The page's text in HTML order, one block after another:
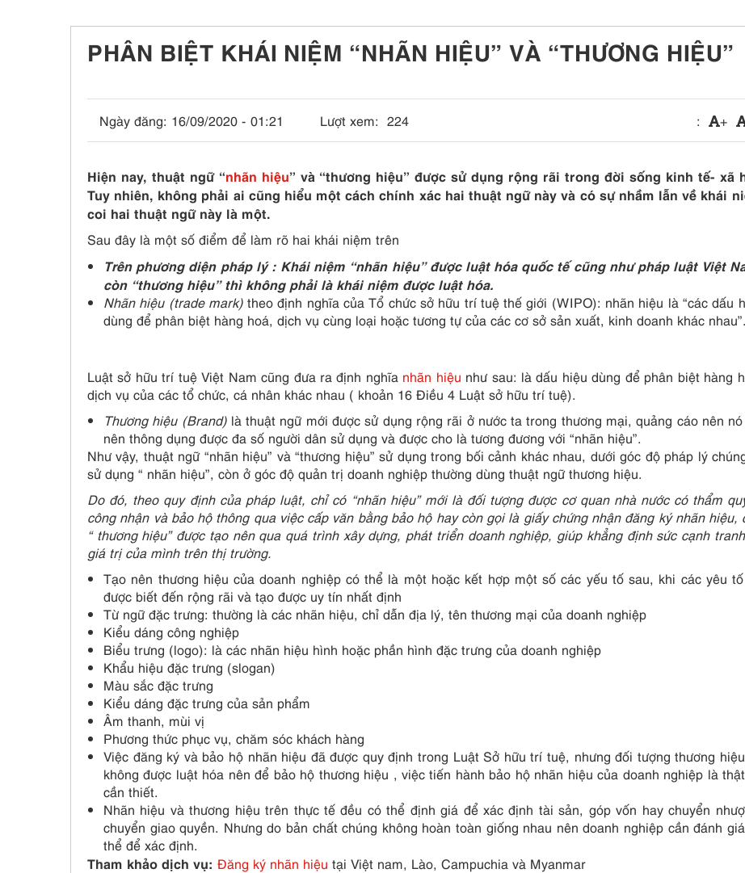
PHÂN BIỆT KHÁI NIỆM “NHÃN HIỆU” VÀ “THƯƠNG HIỆU”
Ngày đăng: 16/09/2020 - 01:21 Lượt xem: 224 : +
Hiện nay, thuật ngữ “nhãn hiệu” và “thương hiệu” được sử dụng rộng rãi trong đời sống kinh tế- xã
Tuy nhiên, không phải ai cũng hiểu một cách chính xác hai thuật ngữ này và có sự nhầm lẫn về khái
coi hai thuật ngữ này là một.
Sau đây là một số điểm để làm rõ hai khái niệm trên
Trên phương diện pháp lý : Khái niệm “nhãn hiệu” được luật hóa quốc tế cũng như pháp luật Việt
còn “thương hiệu” thì không phải là khái niệm được luật hóa.
Nhãn hiệu (trade mark)theo định nghĩa của Tổ chức sở hữu trí tuệ thế giới (WIPO): nhãn hiệu là “các dấu
dùng để phân biệt hàng hoá, dịch vụ cùng loại hoặc tương tự của các cơ sở sản xuất, kinh doanh khác nhau”.
Luật sở hữu trí tuệ Việt Nam cũng đưa ra định nghĩa nhãn hiệu như sau: là dấu hiệu dùng để phân biệt hàng
dịch vụ của các tổ chức, cá nhân khác nhau ( khoản 16 Điều 4 Luật sở hữu trí tuệ).
Thương hiệu (Brand)là thuật ngữ mới được sử dụng rộng rãi ở nước ta trong thương mại, quảng cáo nên
nên thông dụng được đa số người dân sử dụng và được cho là tương đương với “nhãn hiệu”.
Như vậy, thuật ngữ “nhãn hiệu” và “thương hiệu” sử dụng trong bối cảnh khác nhau, dưới góc độ pháp lý
sử dụng “ nhãn hiệu”, còn ở góc độ quản trị doanh nghiệp thường dùng thuật ngữ thương hiệu.
Do đó, theo quy định của pháp luật, chỉ có “nhãn hiệu” mới là đối tượng được cơ quan nhà nước có thẩm
công nhận và bảo hộ thông qua việc cấp văn bằng bảo hộ hay còn gọi là giấy chứng nhận đăng ký nhãn hiệu,
“ thương hiệu” được tạo nên qua quá trình xây dựng, phát triển doanh nghiệp, giúp khẳng định sức cạnh
giá trị của mình trên thị trường.
Tạo nên thương hiệu của doanh nghiệp có thể là một hoặc kết hợp một số các yếu tố sau, khi các yêu
được biết đến rộng rãi và tạo được uy tín nhất định
Từ ngữ đặc trưng: thường là các nhãn hiệu, chỉ dẫn địa lý, tên thương mại của doanh nghiệp
Kiểu dáng công nghiệp
Biểu trưng (logo): là các nhãn hiệu hình hoặc phần hình đặc trưng của doanh nghiệp
Khẩu hiệu đặc trưng (slogan)
Màu sắc đặc trưng
Kiểu dáng đặc trưng của sản phẩm
Âm thanh, mùi vị
Phương thức phục vụ, chăm sóc khách hàng
Việc đăng ký và bảo hộ nhãn hiệu đã được quy định trong Luật Sở hữu trí tuệ, nhưng đối tượng thương
không được luật hóa nên để bảo hộ thương hiệu , việc tiến hành bảo hộ nhãn hiệu của doanh nghiệp là
cần thiết.
Nhãn hiệu và thương hiệu trên thực tế đều có thể định giá để xác định tài sản, góp vốn hay chuyển
chuyển giao quyền. Nhưng do bản chất chúng không hoàn toàn giống nhau nên doanh nghiệp cần đánh
thể để xác định.
Tham khảo dịch vụ: Đăng ký nhãn hiệu tại Việt nam, Lào, Campuchia và Myanmar